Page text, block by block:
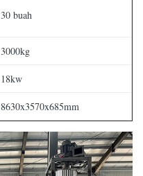
30 buah
3000kg
18kw
8630x3570x685mm